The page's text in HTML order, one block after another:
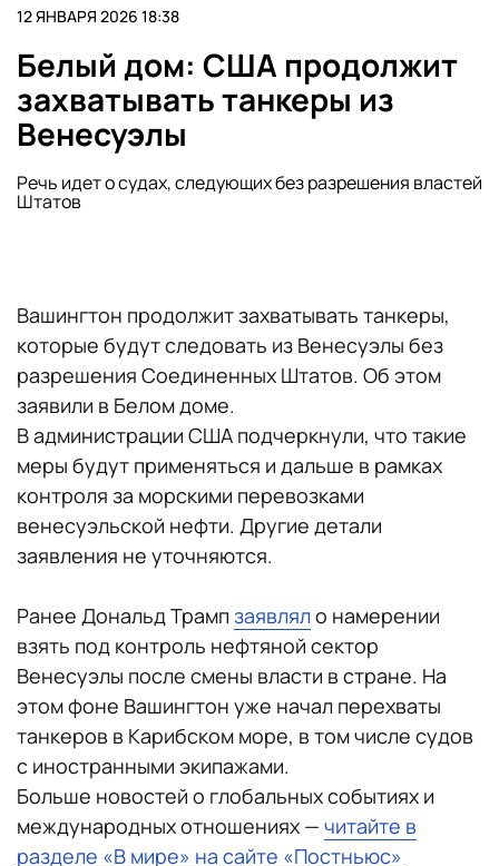
12 ЯНВАРЯ 2026 18:38
Белый дом: США продолжит
захватывать танкеры из
Венесуэлы
Речь идет о судах, следующих без разрешения властей
Штатов
Вашингтон продолжит захватывать танкеры,
которые будут следовать из Венесуэлы без
разрешения Соединенных Штатов. Об этом
заявили в Белом доме.
В администрации США подчеркнули, что такие
меры будут применяться и дальше в рамках
контроля за морскими перевозками
венесуэльской нефти. Другие детали
заявления не уточняются.
Ранее Дональд Трамп заявляло намерении
взять под контроль нефтяной сектор
Венесуэлы после смены власти в стране. На
этом фоне Вашингтон уже начал перехваты
танкеров в Карибском море, в том числе судов
с иностранными экипажами.
Больше новостей о глобальных событиях и
международных отношениях — читайте в
разделе «В мире» на сайте «Постньюс»